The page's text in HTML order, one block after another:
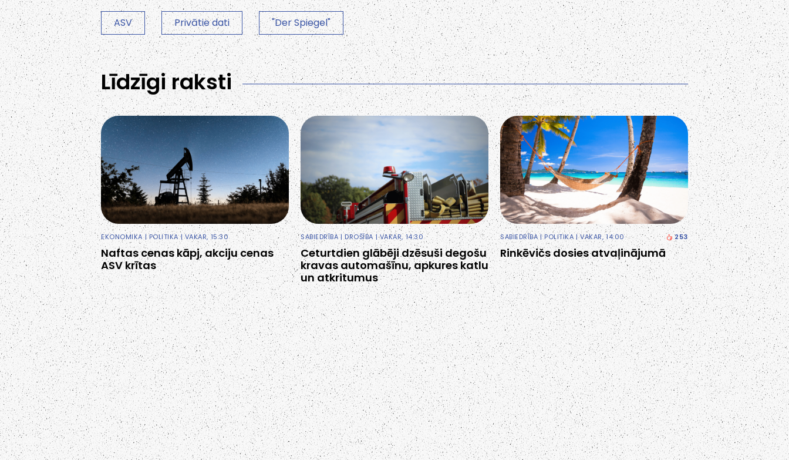
ASV Privātie dati "Der Spiegel"
Līdzīgi raksti
EKONOMIKA |POLITIKA| VAKAR, 15:30
Naftas cenas kāpj, akciju cenas
ASV krītas
SABIEDRĪBA|DROŠĪBA | VAKAR, 14:30
Ceturtdien glābēji dzēsuši degošu
kravas automašīnu, apkures katlu
un atkritumus
SABIEDRĪBA|POLITIKA | VAKAR, 14:00 253
Rinkēvičs dosies atvaļinājumā